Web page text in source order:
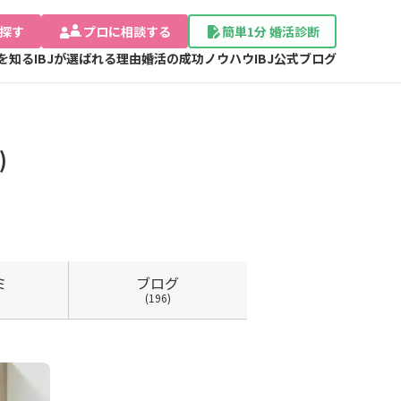
す プロに相談する
簡単1分 婚活診断
知るIBJが選ばれる理由婚活の成功ノウハウIBJ公式ブログ
ブログ
(196)